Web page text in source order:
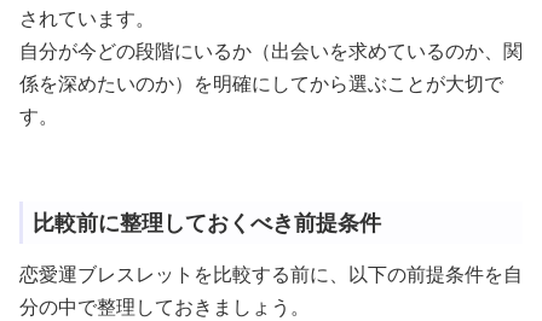
されています。
自分が今どの段階にいるか（出会いを求めているのか、関
係を深めたいのか）を明確にしてから選ぶことが大切で
す。
比較前に整理しておくべき前提条件
恋愛運ブレスレットを比較する前に、以下の前提条件を自
分の中で整理しておきましょう。